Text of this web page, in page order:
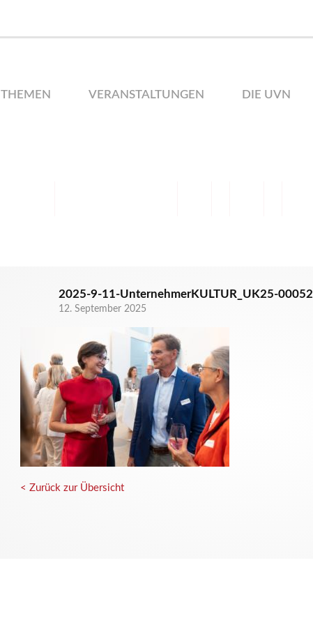
THEMEN VERANSTALTUNGEN DIE UVN
2025-9-11-UnternehmerKULTUR_UK25-00052
12. September 2025
< Zurück zur Übersicht